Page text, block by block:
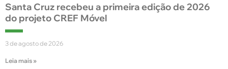
Santa Cruz recebeu a primeira edição de 2026
do projeto CREF Móvel
3 de agosto de 2026
Leia mais »